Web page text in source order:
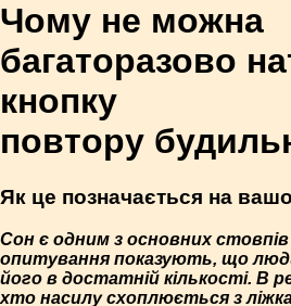
Чому не можна
багаторазово
кнопку
повтору
Як це позначається на
Сон є одним з основних стовпів
опитування показують, що
його в достатній кількості. В
хто насилу схоплюється з